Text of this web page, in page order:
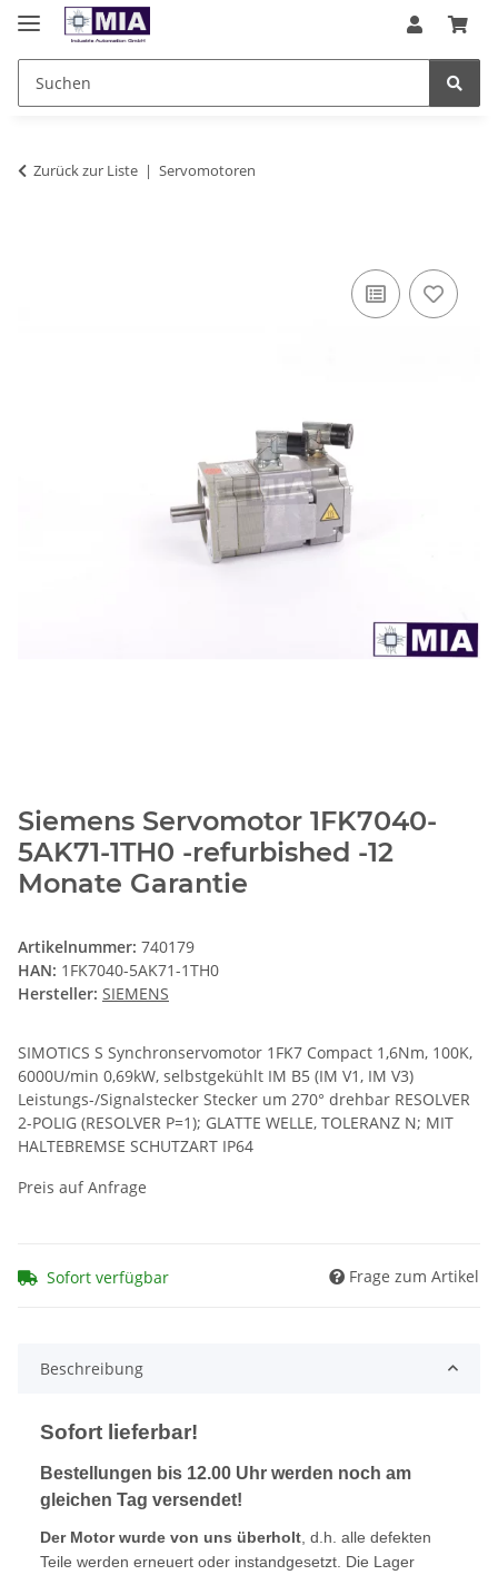
Zurück zur Liste Servomotoren
Siemens Servomotor 1FK7040-
5AK71-1TH0 -refurbished -12
Monate Garantie
Artikelnummer: 740179
HAN: 1FK7040-5AK71-1TH0
Hersteller: SIEMENS
SIMOTICS S Synchronservomotor 1FK7 Compact 1,6Nm, 100K,
6000U/min 0,69kW, selbstgekühlt IM B5 (IM V1, IM V3)
Leistungs-/Signalstecker Stecker um 270° drehbar RESOLVER
2-POLIG (RESOLVER P=1); GLATTE WELLE, TOLERANZ N; MIT
HALTEBREMSE SCHUTZART IP64
Preis auf Anfrage
Sofort verfügbar Frage zum Artikel
Beschreibung
Sofort lieferbar!
Bestellungen bis 12.00 Uhr werden noch am
gleichen Tag versendet!
Der Motor wurde von uns überholt , d.h. alle defekten
Teile werden erneuert oder instandgesetzt. Die Lager